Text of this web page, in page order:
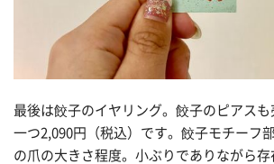
最後は餃子のイヤリング。餃子のピアスも
一つ2,090円（税込）です。餃子モチーフ
の爪の大きさ程度。小ぶりでありながら存